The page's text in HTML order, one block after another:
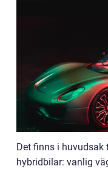
Det finns i
hybridbilar: vanlig